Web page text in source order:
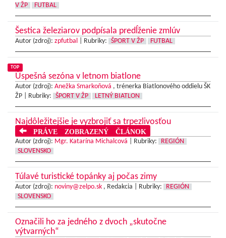
V ŽP
FUTBAL
Šestica železiarov podpísala predĺženie zmlúv
Autor (zdroj): zpfutbal Rubriky: ŠPORT V ŽP FUTBAL
TOP
Úspešná sezóna v letnom biatlone
Autor (zdroj): Anežka Smarkoňová , trénerka Biatlonového oddielu ŠK
ŽP |
Rubriky: ŠPORT V ŽP LETNÝ BIATLON
Najdôležitejšie je vyzbrojiť sa trpezlivosťou
PRÁVE ZOBRAZENÝ ČLÁNOK
Autor (zdroj): Mgr. Katarína Michalcová Rubriky:
REGIÓN
SLOVENSKO
Túlavé turistické topánky aj počas zimy
Autor (zdroj): noviny@zelpo.sk , Redakcia | Rubriky:
REGIÓN
SLOVENSKO
Označili ho za jedného z dvoch „skutočne
výtvarných“